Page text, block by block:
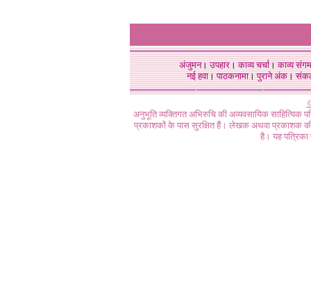
अंजुमन।उपहार।काव्य चर्चा।काव्य संगम
नई हवा। पाठकनामा। पुराने अंक।
अनुभूति व्यक्तिगत अभिरुचि की अव्यवसायिक
प्रकाशकों के पास सुरक्षित हैं। लेखक अथवा प्रकाशक की
है। यह पत्रिका